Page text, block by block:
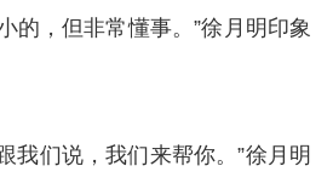
的，但非常懂事。”徐月明印象
我们说，我们来帮你。”徐月明